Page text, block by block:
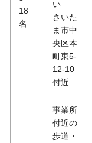
18
名
い
さいた
ま市中
央区本
町東5-
12-10
付近
事業所
付近の
歩道・